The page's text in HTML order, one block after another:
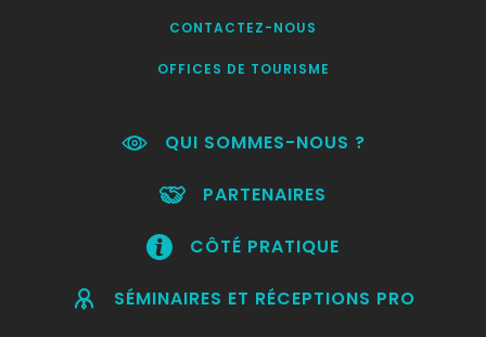
CONTACTEZ-NOUS
OFFICES DE TOURISME
QUI SOMMES-NOUS ?
PARTENAIRES
CÔTÉ PRATIQUE
SÉMINAIRES ET RÉCEPTIONS PRO